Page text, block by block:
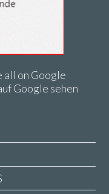
all on Google
Google sehen